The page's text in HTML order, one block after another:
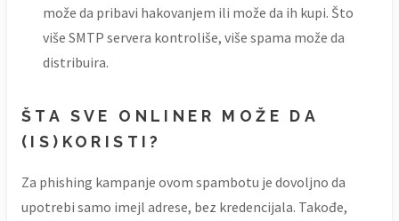
može da pribavi hakovanjem ili može da ih kupi. Što
više SMTP servera kontroliše, više spama može da
distribuira.
ŠTA SVE ONLINER MOŽE DA
(IS)KORISTI?
Za phishing kampanje ovom spambotu je dovoljno da
upotrebi samo imejl adrese, bez kredencijala. Takođe,